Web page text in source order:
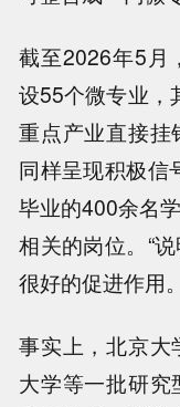
截至2026年5月
设55个微专业，
重点产业直接
同样呈现积极信
毕业的400余名
相关的岗位。“
很好的促进作用
事实上，北京
大学等一批研